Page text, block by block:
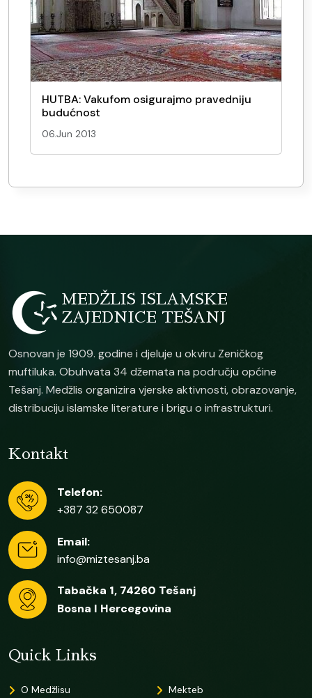
HUTBA: Vakufom osigurajmo pravedniju
budućnost
06.Jun 2013
MEDŽLIS ISLAMSKE
ZAJEDNICE TEŠANJ
Osnovan je 1909. godine i djeluje u okviru Zeničkog
muftiluka. Obuhvata 34 džemata na području općine
Tešanj. Medžlis organizira vjerske aktivnosti, obrazovanje,
distribuciju islamske literature i brigu o infrastrukturi.
Kontakt
Telefon:
+387 32 650087
Email:
info@miztesanj.ba
Tabačka 1, 74260 Tešanj
Bosna I Hercegovina
Quick Links
O Medžlisu Mekteb